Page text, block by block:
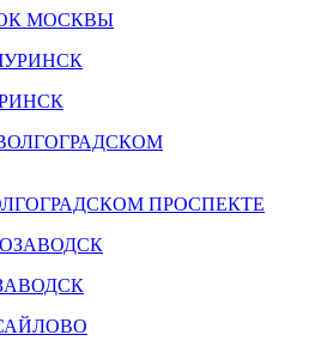
гаражаМОСКВЫ
ПРОСПЕКТЕ